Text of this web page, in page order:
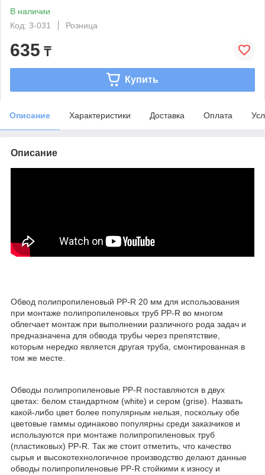
В наличии
Код: 3-031
Розница
635 ₸
Купить
Описание Характеристики Доставка Оплата
Описание
Обвод полипропиленовый PP-R 20 мм для использования
при монтаже полипропиленовых труб PP-R во многом
облегчает монтаж при выполнении различного рода задач и
предназначена для обвода трубы через препятствие,
которым нередко является другая труба, смонтированная в
том же месте.
Обводы полипропиленовые PP-R поставляются в двух
цветах: белом стандартном (white) и сером (grise). Назвать
какой-либо цвет более популярным нельзя, поскольку обе
цветовые гаммы одинаково популярны среди заказчиков и
используются при монтаже полипропиленовых труб
(пластиковых) PP-R. Так же стоит отметить, что качество
сырья и высокотехнологичное производство делают данные
обводы полипропиленовые PP-R стойкими к износу и